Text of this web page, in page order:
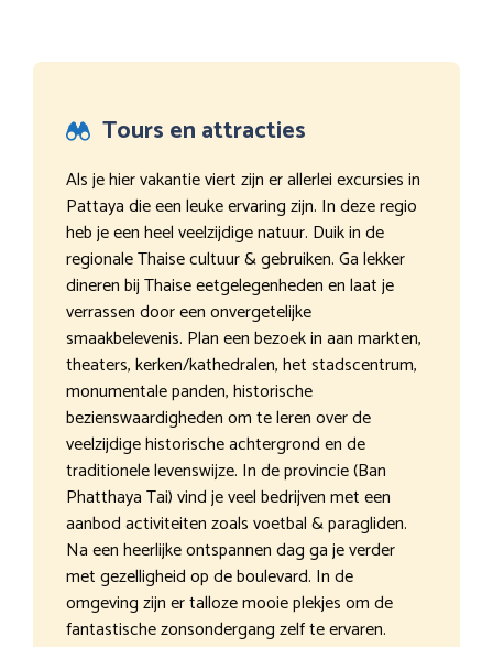
Tours en attracties
Als je hier vakantie viert zijn er allerlei excursies in
Pattaya die een leuke ervaring zijn. In deze regio
heb je een heel veelzijdige natuur. Duik in de
regionale Thaise cultuur & gebruiken. Ga lekker
dineren bij Thaise eetgelegenheden en laat je
verrassen door een onvergetelijke
smaakbelevenis. Plan een bezoek in aan markten,
theaters, kerken/kathedralen, het stadscentrum,
monumentale panden, historische
bezienswaardigheden om te leren over de
veelzijdige historische achtergrond en de
traditionele levenswijze. In de provincie (Ban
Phatthaya Tai) vind je veel bedrijven met een
aanbod activiteiten zoals voetbal & paragliden.
Na een heerlijke ontspannen dag ga je verder
met gezelligheid op de boulevard. In de
omgeving zijn er talloze mooie plekjes om de
fantastische zonsondergang zelf te ervaren.